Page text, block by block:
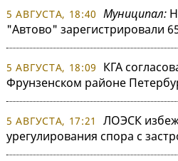
5 АВГУСТА, 18:40 Муниципал:
"Автово" зарегистрировали
5 АВГУСТА, 18:09
КГА
Фрунзенском районе
5 АВГУСТА, 17:21
ЛОЭСК
урегулирования спора с